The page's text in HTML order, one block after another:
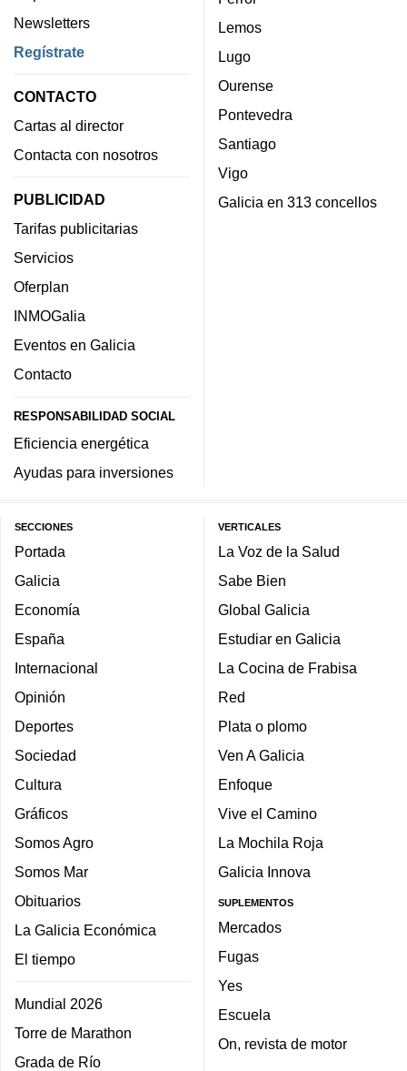
Newsletters
Regístrate
CONTACTO
Cartas al director
Contacta con nosotros
PUBLICIDAD
Tarifas publicitarias
Servicios
Oferplan
INMOGalia
Eventos en Galicia
Contacto
RESPONSABILIDAD SOCIAL
Eficiencia energética
Ayudas para inversiones
Lemos
Lugo
Ourense
Pontevedra
Santiago
Vigo
Galicia en 313 concellos
SECCIONES
Portada
Galicia
Economía
España
Internacional
Opinión
Deportes
Sociedad
Cultura
Gráficos
Somos Agro
Somos Mar
Obituarios
La Galicia Económica
El tiempo
Mundial 2026
Torre de Marathon
Grada de Río
VERTICALES
La Voz de la Salud
Sabe Bien
Global Galicia
Estudiar en Galicia
La Cocina de Frabisa
Red
Plata o plomo
Ven A Galicia
Enfoque
Vive el Camino
La Mochila Roja
Galicia Innova
SUPLEMENTOS
Mercados
Fugas
Yes
Escuela
On, revista de motor